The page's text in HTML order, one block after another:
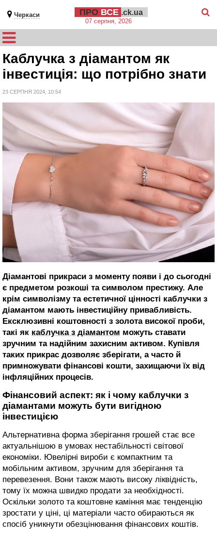
Черкаси ПРО ВСЕ .ck.ua
07 серпня, 2026
Каблучка з діамантом як
інвестиція: що потрібно знати
23 СЕРПНЯ 2024, 10:54
Діамантові прикраси з моменту появи і до сьогодні
є предметом розкоші та символом престижу. Але
крім символізму та естетичної цінності каблучки з
діамантом мають інвестиційну привабливість.
Ексклюзивні коштовності з золота високої проби,
такі як каблучка з діамантом можуть ставати
зручним та надійним захисним активом. Купівля
таких прикрас дозволяє зберігати, а часто й
примножувати фінансові кошти, захищаючи їх від
інфляційних процесів.
Фінансовий аспект: як і чому каблучки з
діамантами можуть бути вигідною
інвестицією
Альтернативна форма зберігання грошей стає все
актуальнішою в умовах нестабільності світової
економіки. Ювелірні вироби є компактним та
мобільним активом, зручним для зберігання та
перевезення. Вони також мають високу ліквідність,
тому їх можна швидко продати за необхідності.
Оскільки золото та коштовне каміння має тенденцію
зростати у ціні, ці матеріали часто обираються як
спосіб уникнути обезцінювання фінансових коштів.